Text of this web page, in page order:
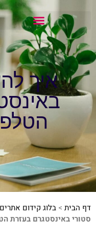
איך
דף הבית > בלוג קידום אתרים
סטורי באינסטגרם בעזרת